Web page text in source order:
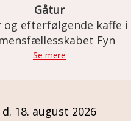
kr. 20,-. Minimum 4 og
max 8 deltagere.
Gåtur
og efterfølgende kaffe i
Fyn
Se mere
18. august 2026